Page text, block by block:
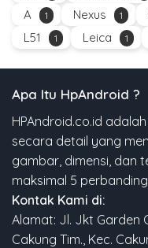
A 1 Nexus 1
L51 1 Leica 1
Apa Itu HpAndroid ?
HPAndroid.co.id
secara detail yang
gambar, dimensi, dan
maksimal 5
Kontak Kami di:
Alamat: Jl. Jkt Garden
Cakung Tim., Kec.